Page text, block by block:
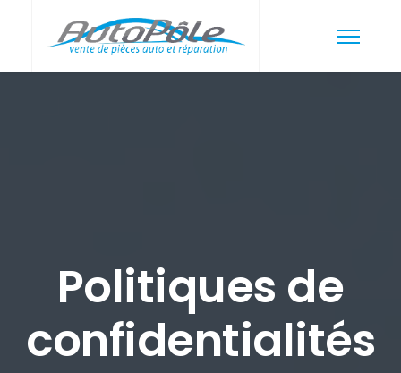
Politiques de
confidentialités